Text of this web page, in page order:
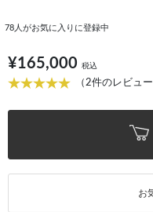
78 人がお気に入りに登録中
¥165,000 税込
（2件のレビュー
お